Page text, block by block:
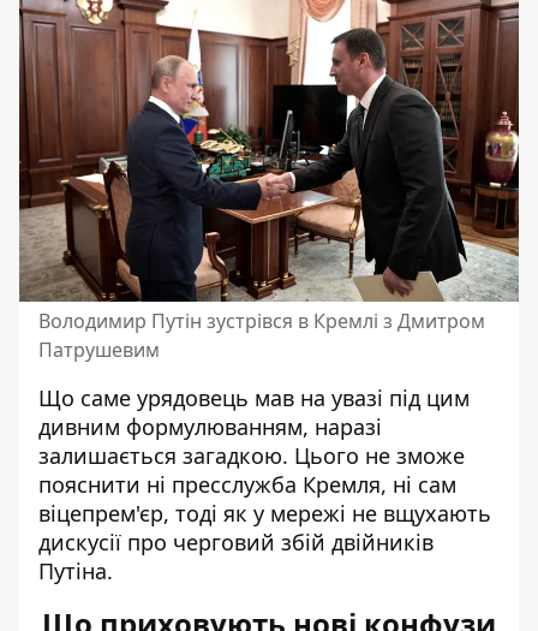
Володимир Путін зустрівся в Кремлі з Дмитром
Патрушевим
Що саме урядовець мав на увазі під цим
дивним формулюванням, наразі
залишається загадкою. Цього не зможе
пояснити ні пресслужба Кремля, ні сам
віцепрем'єр, тоді як у мережі не вщухають
дискусії про черговий збій двійників
Путіна.
Що приховують нові конфузи